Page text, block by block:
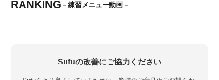
RANKING －練習メニュー動画－
Sufuの改善にご協力ください